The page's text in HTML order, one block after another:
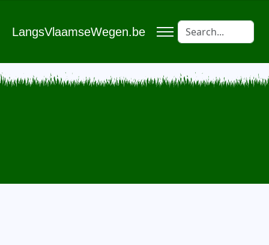
LangsVlaamseWegen.be